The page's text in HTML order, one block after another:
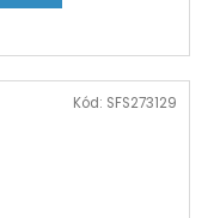
Kód: SFS273129